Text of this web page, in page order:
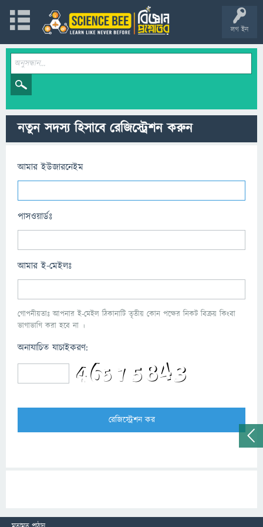
লগ ইন
নতুন সদস্য হিসাবে রেজিস্ট্রেশন করুন
আমার ইউজারনেইম
পাসওয়ার্ডঃ
আমার ই-মেইলঃ
গোপনীয়তাঃ আপনার ই-মেইল ঠিকানাটি তৃতীয় কোন পক্ষের নিকট বিক্রয় কিংবা
ভাগাভাগি করা হবে না ।
অনাযাচিত যাচাইকরণ: